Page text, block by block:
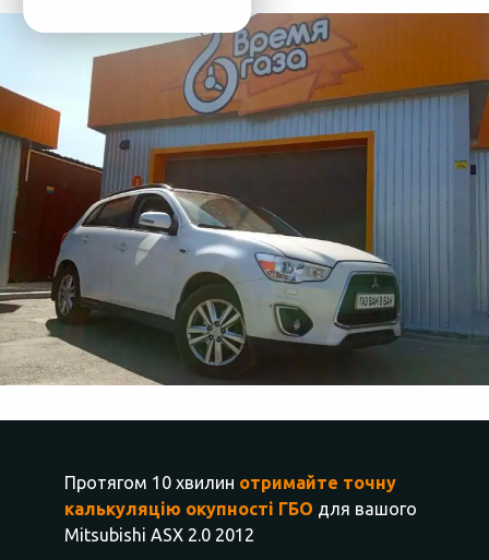
Протягом 10 хвилин отримайте точну
калькуляцію окупності ГБО для вашого
Mitsubishi ASX 2.0 2012